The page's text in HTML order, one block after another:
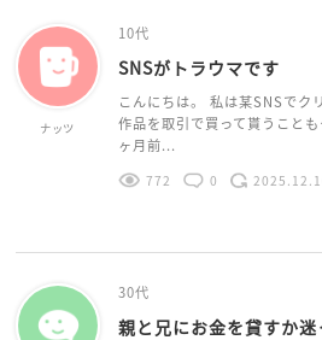
ナッツ
10代
SNSがトラウマです
こんにちは。 私は某SNSでク
作品を取引で買って貰うこと
ヶ月前...
772 0
30代
親と兄にお金を貸すか迷